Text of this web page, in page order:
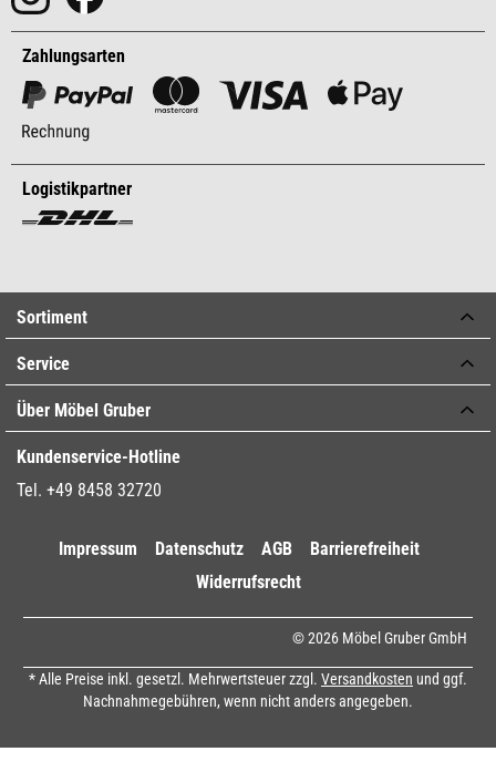
Zahlungsarten
Logistikpartner
Sortiment
Service
Über Möbel Gruber
Kundenservice-Hotline
Tel. +49 8458 32720
Impressum Datenschutz AGB
Barrierefreiheit
Widerrufsrecht
© 2026 Möbel Gruber GmbH
* Alle Preise inkl. gesetzl. Mehrwertsteuer zzgl. Versandkosten und ggf.
Nachnahmegebühren, wenn nicht anders angegeben.